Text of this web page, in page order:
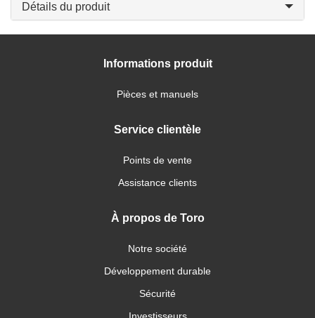
Détails du produit
Informations produit
Pièces et manuels
Service clientèle
Points de vente
Assistance clients
À propos de Toro
Notre société
Développement durable
Sécurité